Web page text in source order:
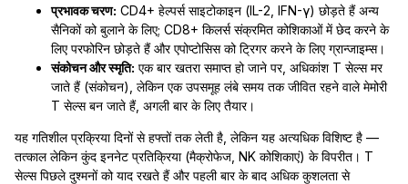
प्रभावक चरण: CD4+ हेल्पर्स साइटोकाइन (IL-2, IFN-γ) छोड़ते हैं अन्य
सैनिकों को बुलाने के लिए; CD8+ किलर्स संक्रमित कोशिकाओं में छेद करने के
लिए परफोरिन छोड़ते हैं और एपोप्टोसिस को ट्रिगर करने के लिए ग्रान्जाइम्स।
संकोचन और स्मृति: एक बार खतरा समाप्त हो जाने पर, अधिकांश T सेल्स मर
जाते हैं (संकोचन), लेकिन एक उपसमूह लंबे समय तक जीवित रहने वाले मेमोरी
T सेल्स बन जाते हैं, अगली बार के लिए तैयार।
यह गतिशील प्रक्रिया दिनों से हफ्तों तक लेती है, लेकिन यह अत्यधिक विशिष्ट है —
तत्काल लेकिन कुंद इननेट प्रतिक्रिया (मैक्रोफेज, NK कोशिकाएं) के विपरीत। T
सेल्स पिछले दुश्मनों को याद रखते हैं और पहली बार के बाद अधिक कुशलता से